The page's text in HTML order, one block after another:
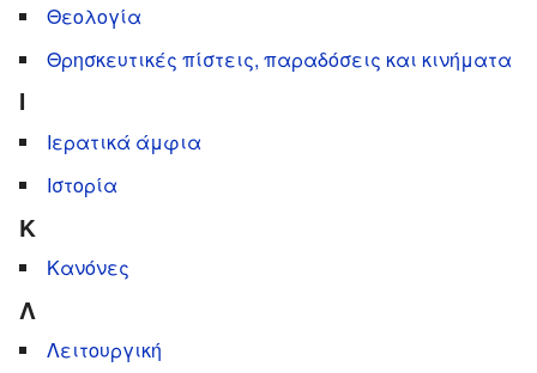
Θεολογία
Θρησκευτικές πίστεις, παραδόσεις και κινήματα
Ι
Ιερατικά άμφια
Ιστορία
Κ
Κανόνες
Λ
Λειτουργική